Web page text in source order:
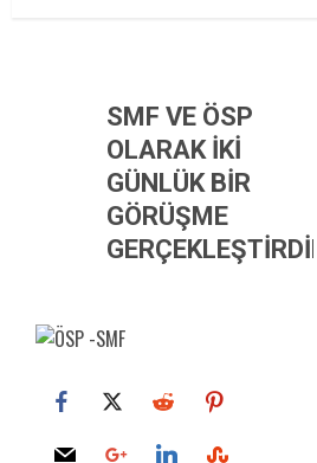
SMF VE ÖSP
OLARAK İKİ
GÜNLÜK BİR
GÖRÜŞME
GERÇEKLEŞTİRDİK